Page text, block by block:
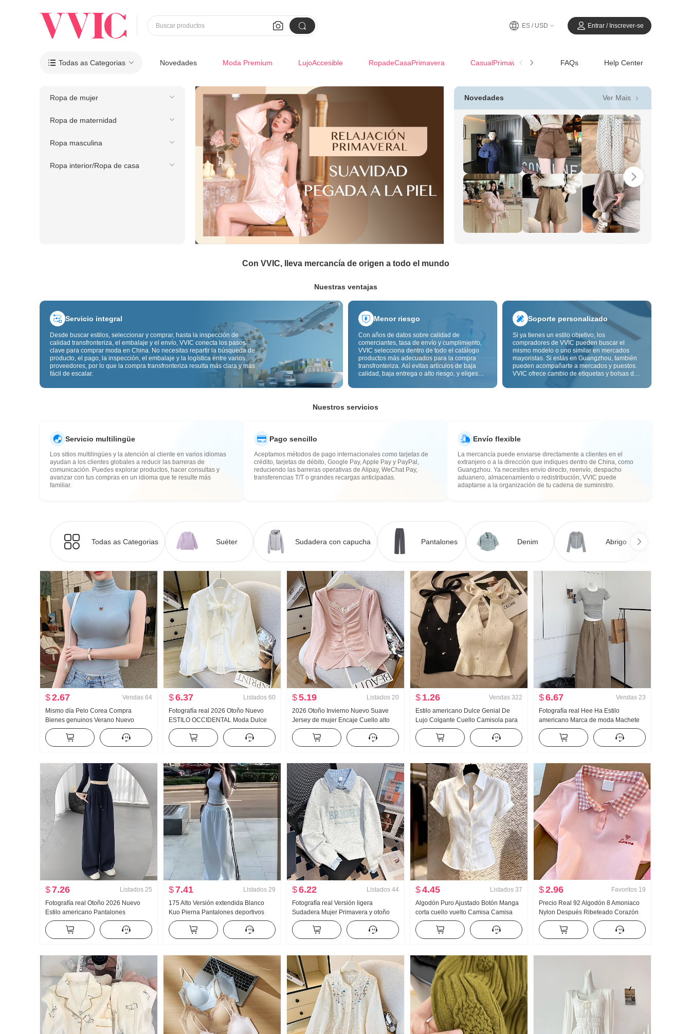
 
Buscar productos ES / USD Entrar / Inscrever-se
 Todas as Categorias Novedades Moda Premium LujoAccesible RopadeCasaPrimavera CasualPrimavera-Verano FAQs Help Center
Ropa de mujer
Ropa de maternidad
Ropa masculina
Ropa interior/Ropa de casa
Novedades Ver Mais 
Con VVIC, lleva mercancía de origen a todo el mundo
Nuestras ventajas
Servicio integral
Desde buscar estilos, seleccionar y comprar, hasta la inspección de
calidad transfronteriza, el embalaje y el envío, VVIC conecta los pasos
clave para comprar moda en China. No necesitas repartir la búsqueda de
producto, el pago, la inspección, el embalaje y la logística entre varios
proveedores, por lo que la compra transfronteriza resulta más clara y más
fácil de escalar.
Menor riesgo
Con años de datos sobre calidad de
comerciantes, tasa de envío y cumplimiento,
VVIC selecciona dentro de todo el catálogo
productos más adecuados para la compra
transfronteriza. Así evitas artículos de baja
calidad, baja entrega o alto riesgo, y eliges
calidad transfronteriza y las etiquetas de
aduana y posventa.
Soporte personalizado
Si ya tienes un estilo objetivo, los
compradores de VVIC pueden buscar el
mismo modelo o uno similar en mercados
mayoristas. Si estás en Guangzhou, también
pueden acompañarte a mercados y puestos.
VVIC ofrece cambio de etiquetas y bolsas de
imagen o muestra, para que tu compra sea
Nuestros servicios
Servicio multilingüe
Los sitios multilingües y la atención al cliente en varios idiomas
ayudan a los clientes globales a reducir las barreras de
comunicación. Puedes explorar productos, hacer consultas y
avanzar con tus compras en un idioma que te resulte más
familiar.
Pago sencillo
Aceptamos métodos de pago internacionales como tarjetas de
crédito, tarjetas de débito, Google Pay, Apple Pay y PayPal,
reduciendo las barreras operativas de Alipay, WeChat Pay,
transferencias T/T o grandes recargas anticipadas.
Envío flexible
La mercancía puede enviarse directamente a clientes en el
extranjero o a la dirección que indiques dentro de China, como
Guangzhou. Ya necesites envío directo, reenvío, despacho
aduanero, almacenamiento o redistribución, VVIC puede
adaptarse a la organización de tu cadena de suministro.
Todas as Categorias Suéter Sudadera con capucha Pantalones Denim Abrigo
$2.67 Vendas 64
Mismo día Pelo Corea Compra
Bienes genuinos Verano Nuevo
an659 Super hao Aspecto Caracola
Color Micro Transparente Cuello alto
Base Camiseta
$6.37 Listados 60
Fotografía real 2026 Otoño Nuevo
ESTILO OCCIDENTAL Moda Dulce
Luz Albaricoque Color Chifón Manga
Larga Camisa Top Mujer Lazo
$5.19 Listados 20
2026 Otoño Invierno Nuevo Suave
Jersey de mujer Encaje Cuello alto
Acolchado Suéter de punto Mujer
Diseño Sentido Encaje Manga Larga
Top
$ 1.26 Vendas 322
Estilo americano Dulce Genial De
Lujo Colgante Cuello Camisola para
mujer Verano Para uso exterior
Interior Partido Camiseta Interior
Chica atrevida tejido de punto Top sin
$6.67 Vendas 23
Fotografía real Hee Ha Estilo
americano Marca de moda Machete
Vaqueros Holgado Kuo Pierna Casual
Pantalones
$7.26 Listados 25
Fotografía real Otoño 2026 Nuevo
Estilo americano Pantalones
deportivos Mujer Talle bajo Holgado
HOLGAZÁN Kuo Pierna Casual Wei
Pantalones Pantalones de pierna
$7.41 Listados 29
175 Alto Versión extendida Blanco
Kuo Pierna Pantalones deportivos
Mujer Primavera y otoño Nuevo
Versátil Rayas Casual Arrastrando
Pantalones
$6.22 Listados 44
Fotografía real Versión ligera
Sudadera Mujer Primavera y otoño
Nuevo Han Serie Dos piezas falsas
Holgado Espina Bordado Rayas
Cuello polo Top
$4.45 Listados 37
Algodón Puro Ajustado Botón Manga
corta cuello vuelto Camisa Camisa
Mujer 2026 Verano Avanzado Sentido
Luz Lujo Suave Viento Top
$2.96 Favoritos 19
Precio Real 92 Algodón 8 Amoniaco
Nylon Después Ribeteado Corazón
Bordado Dulce Corto Cuello polo
Camiseta Ajustado Petite Moda